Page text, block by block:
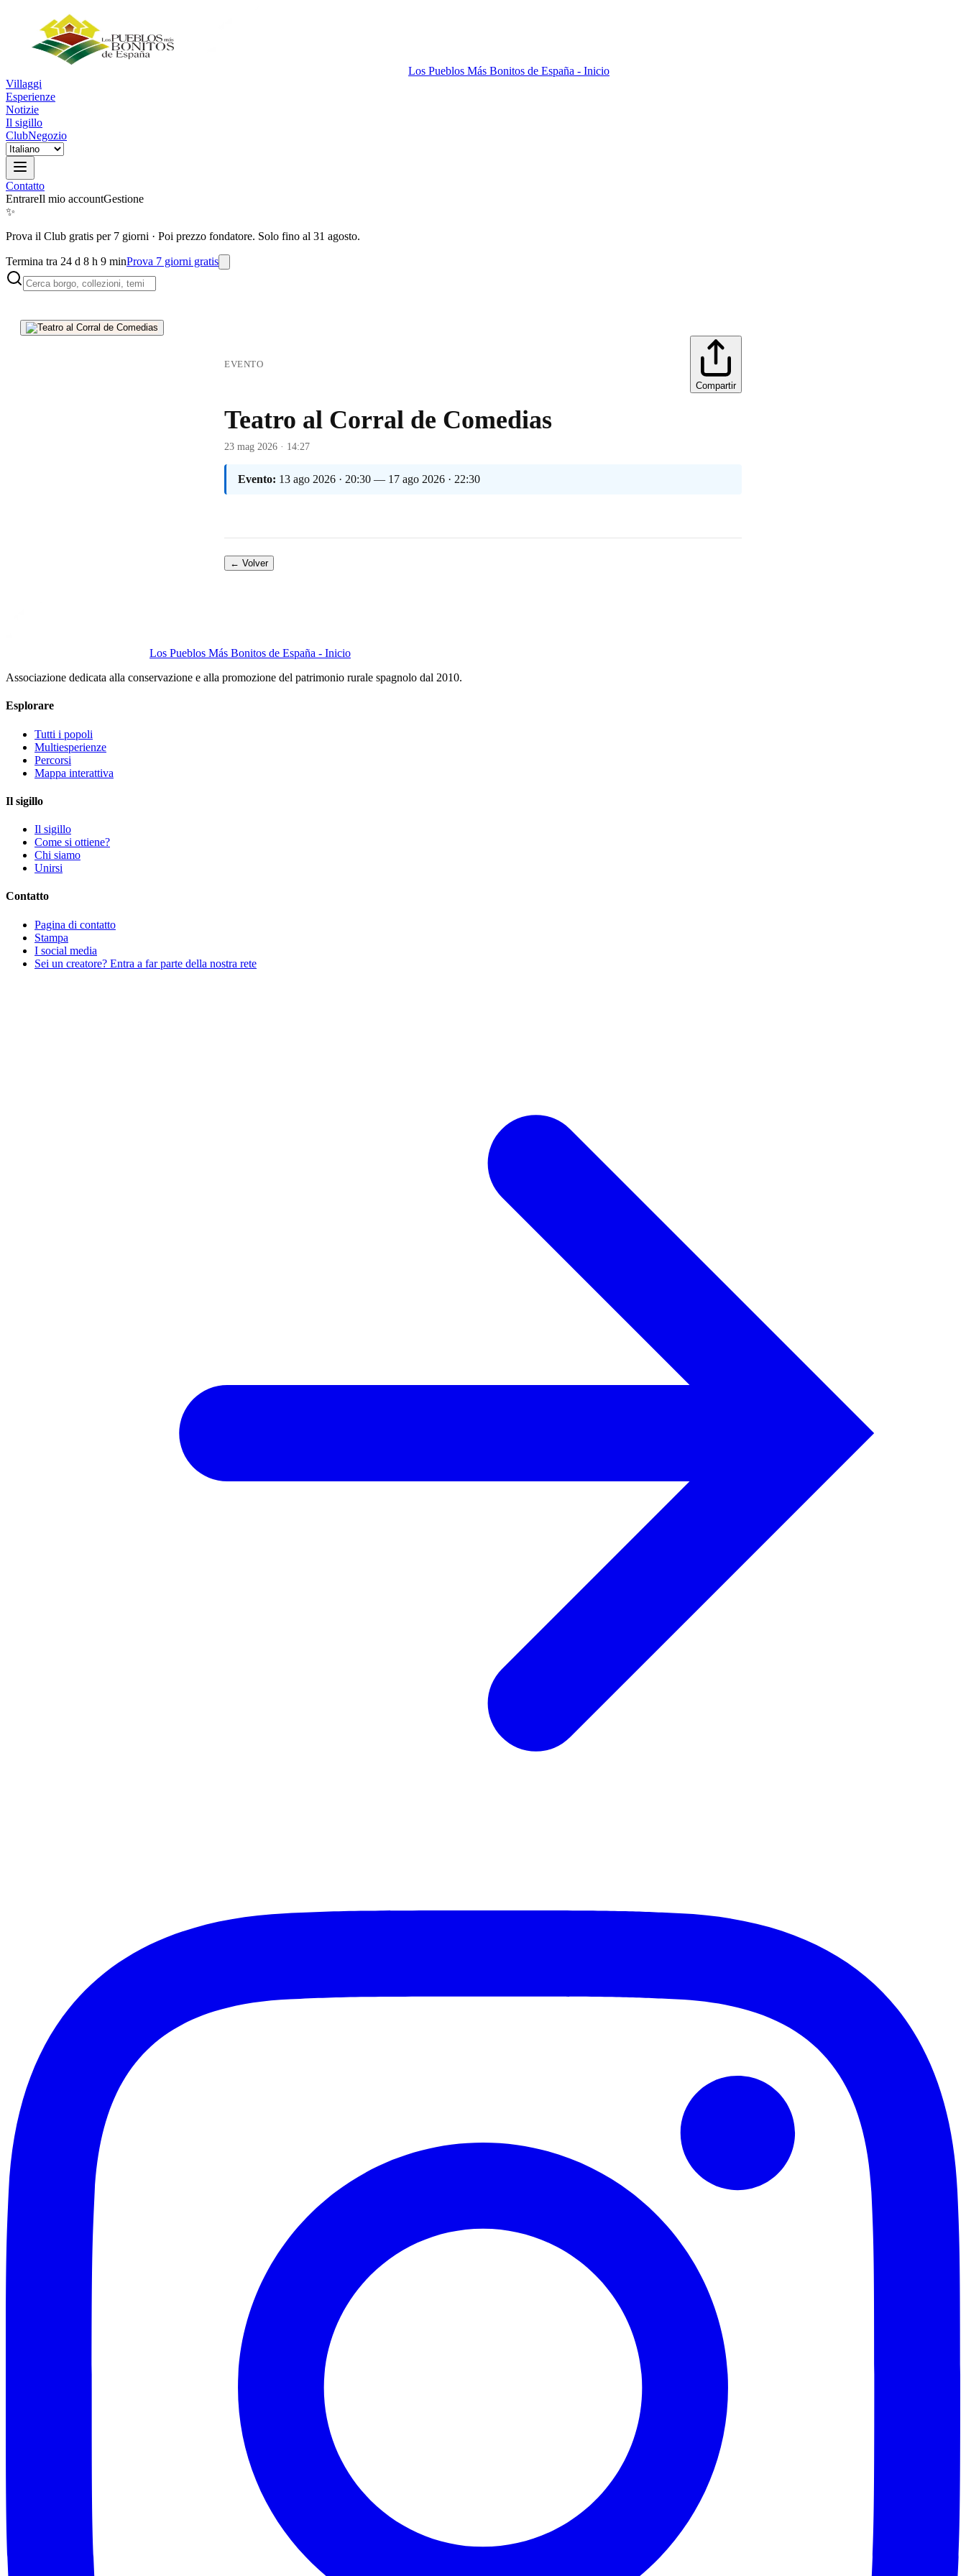
Los Pueblos Más Bonitos de España - Inicio
Villaggi
Esperienze
Notizie
Il sigillo
ClubNegozio
Contatto
EntrareIl mio accountGestione
✨
Prova il Club gratis per 7 giorni · Poi prezzo fondatore. Solo fino al 31 agosto.
Termina tra 24 d 8 h 9 minProva 7 giorni gratis
EVENTO
Compartir
Teatro al Corral de Comedias
23 mag 2026 · 14:27
Evento: 13 ago 2026 · 20:30 — 17 ago 2026 · 22:30
← Volver
Los Pueblos Más Bonitos de España - Inicio
Associazione dedicata alla conservazione e alla promozione del patrimonio rurale spagnolo dal 2010.
Esplorare
Tutti i popoli
Multiesperienze
Percorsi
Mappa interattiva
Il sigillo
Il sigillo
Come si ottiene?
Chi siamo
Unirsi
Contatto
Pagina di contatto
Stampa
I social media
Sei un creatore? Entra a far parte della nostra rete